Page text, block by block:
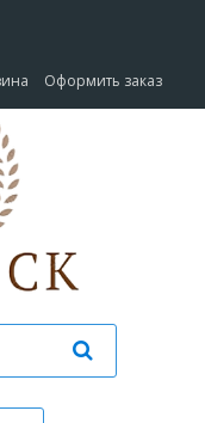
Оформить заказ